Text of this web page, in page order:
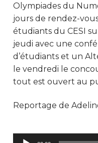
Olympiades du
jours de rendez-
étudiants du CESI
jeudi avec une
d’étudiants et un
le vendredi le
tout est ouvert au
Reportage de
Lecteur